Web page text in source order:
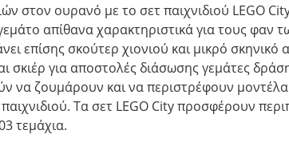
στον ουρανό με το σετ παιχνιδιού LEGO
απίθανα χαρακτηριστικά για τους
επίσης σκούτερ χιονιού και μικρό
σκιέρ για αποστολές διάσωσης γεμάτες
να ζουμάρουν και να περιστρέφουν
Τα σετ LEGO City προσφέρουν
τεμάχια.